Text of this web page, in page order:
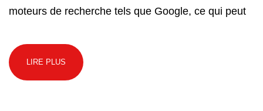
moteurs de recherche tels que Google, ce qui peut
LIRE PLUS